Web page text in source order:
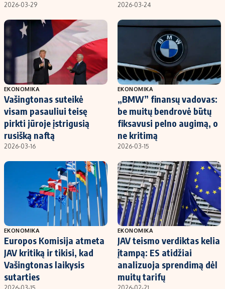
2026-03-29 2026-03-24
EKONOMIKA
Vašingtonas suteikė
visam pasauliui teisę
pirkti jūroje įstrigusią
rusišką naftą
2026-03-16
EKONOMIKA
„BMW” finansų vadovas:
be muitų bendrovė būtų
fiksavusi pelno augimą, o
ne kritimą
2026-03-15
EKONOMIKA
Europos Komisija atmeta
JAV kritiką ir tikisi, kad
Vašingtonas laikysis
sutarties
2026-03-15
EKONOMIKA
JAV teismo verdiktas kelia
įtampą: ES atidžiai
analizuoja sprendimą dėl
muitų tarifų
2026-02-21